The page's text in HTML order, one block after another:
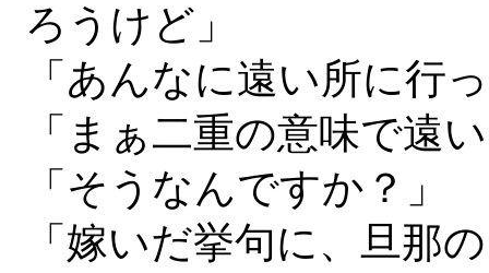
ろうけど」
「あんなに遠い所に行
「まぁ二重の意味で遠
「そうなんですか？」
「嫁いだ挙句に、旦那